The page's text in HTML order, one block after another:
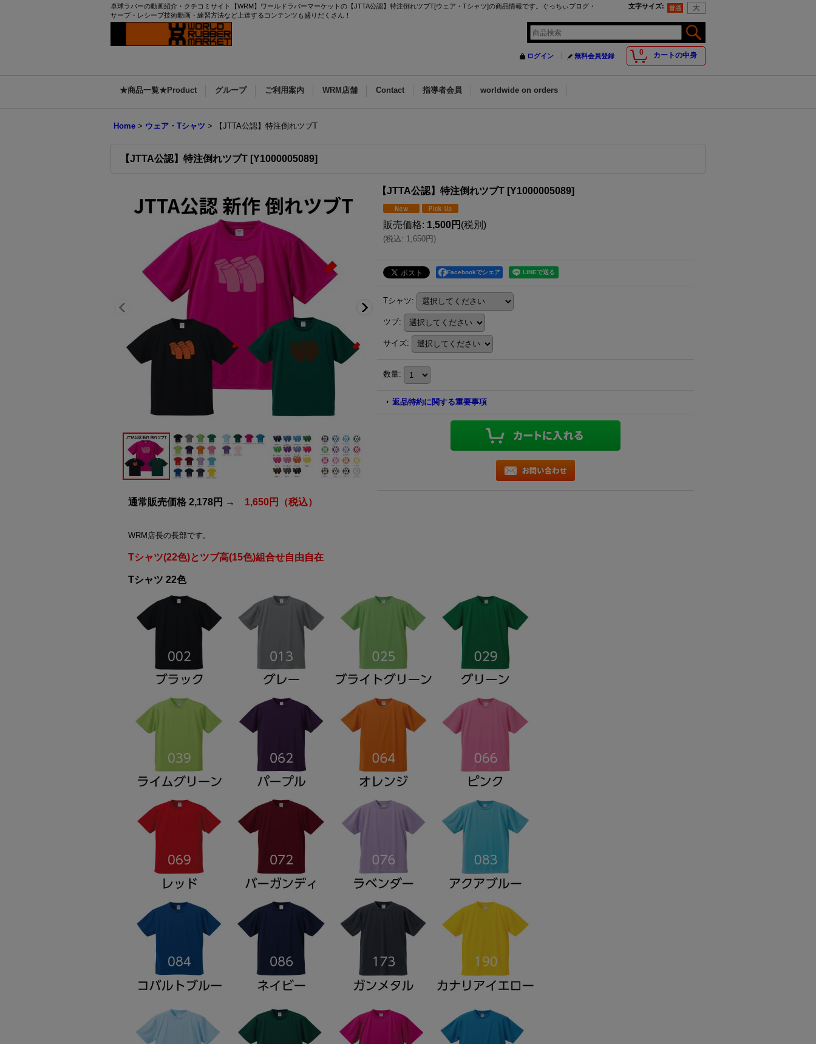
卓球ラバーの動画紹介・クチコミサイト【WRM】ワールドラバーマーケットの【JTTA公認】特注倒れツブT[ウェア・Tシャツ]の商品情報です。ぐっちぃブログ・
サーブ・レシーブ技術動画・練習方法など上達するコンテンツも盛りだくさん！
文字サイズ:
0 カートの中身
ログイン 無料会員登録
★商品一覧★Product グループ ご利用案内 WRM店舗 Contact 指導者会員 worldwide on orders
Home > ウェア・Tシャツ > 【JTTA公認】特注倒れツブT
【JTTA公認】特注倒れツブT [Y1000005089]
【JTTA公認】特注倒れツブT [Y1000005089]
販売価格: 1,500円 (税別)
(税込: 1,650円)
Facebookでシェア
Tシャツ:
ツブ:
サイズ:
数量:
返品特約に関する重要事項
通常販売価格 2,178円 → 1,650円（税込）
WRM店長の長部です。
Tシャツ(22色)とツブ高(15色)組合せ自由自在
Tシャツ 22色